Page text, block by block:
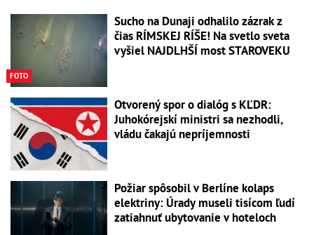
FOTO
Sucho na Dunaji odhalilo zázrak z
čias RÍMSKEJ RÍŠE! Na svetlo sveta
vyšiel NAJDLHŠÍ most STAROVEKU
Otvorený spor o dialóg s KĽDR:
Juhokórejskí ministri sa nezhodli,
vládu čakajú nepríjemnosti
Požiar spôsobil v Berlíne kolaps
elektriny: Úrady museli tisícom ľudí
zatiahnuť ubytovanie v hoteloch